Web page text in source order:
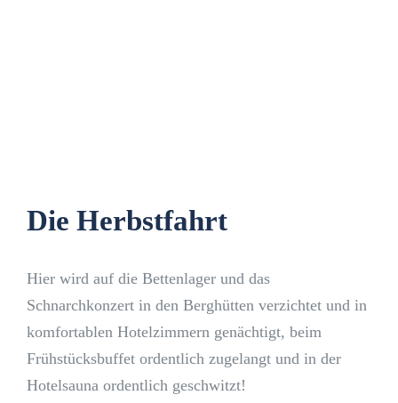
Die Herbstfahrt
Hier wird auf die Bettenlager und das
Schnarchkonzert in den Berghütten verzichtet und in
komfortablen Hotelzimmern genächtigt, beim
Frühstücksbuffet ordentlich zugelangt und in der
Hotelsauna ordentlich geschwitzt!